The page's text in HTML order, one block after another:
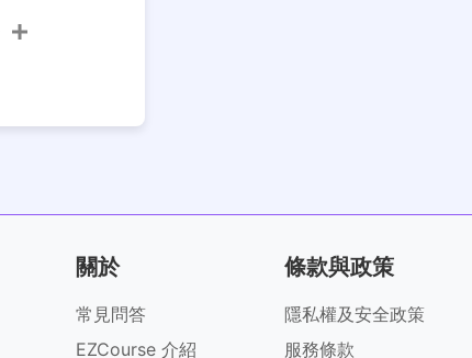
關於
常見問答
EZCourse 介紹
條款與政策
隱私權及安全政策
服務條款